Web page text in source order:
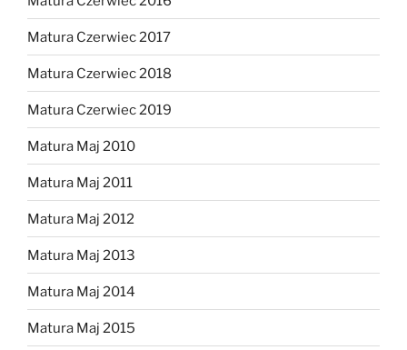
Matura Czerwiec 2017
Matura Czerwiec 2018
Matura Czerwiec 2019
Matura Maj 2010
Matura Maj 2011
Matura Maj 2012
Matura Maj 2013
Matura Maj 2014
Matura Maj 2015